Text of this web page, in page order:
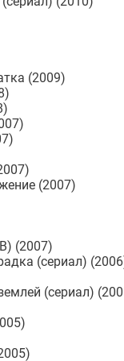
(2009)
(2007)
(2007)
(сериал)
(сериал)